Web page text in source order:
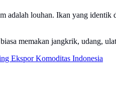
adalah louhan. Ikan yang
memakan jangkrik, udang,
Ekspor Komoditas Indonesia